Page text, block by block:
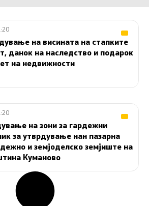
на висината на стапките
данок на наследство и подарок
на недвижности
на зони за гардежни
за утврдување нан пазарна
и земјоделско земјиште на
Куманово